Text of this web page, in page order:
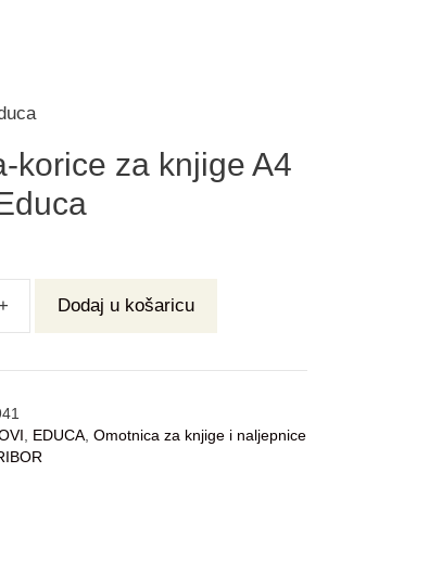
korice za knjige A4
Dodaj u košaricu
EDUCA ,Omotnica za knjige i naljepnice